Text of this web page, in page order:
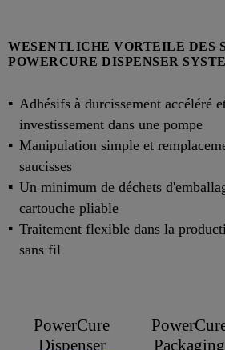
WESENTLICHE VORTEILE DES
POWERCURE DISPENSER
Adhésifs à durcissement accéléré
investissement dans une pompe
Manipulation simple et
saucisses
Un minimum de déchets
cartouche pliable
Traitement flexible dans la
sans fil
PowerCure
Dispenser
Packaging